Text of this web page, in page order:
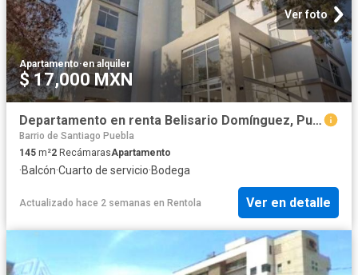
Ver foto
Apartamento·en alquiler
$ 17,000 MXN
Departamento en renta Belisario Domínguez, Puebla, Municipio De Puebla
Barrio de Santiago Puebla
145 m²2 RecámarasApartamento
·Balcón·Cuarto de servicio·Bodega
Actualizado hace 2 semanas en Rentola Ver en detalle